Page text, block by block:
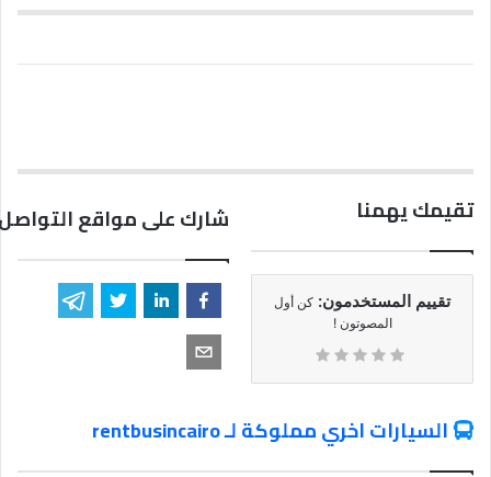
تقيمك يهمنا
تقييم المستخدمون: كن أول
المصوتون !
شارك على مواقع
السيارات اخري مملوكة لـ rentbusincairo